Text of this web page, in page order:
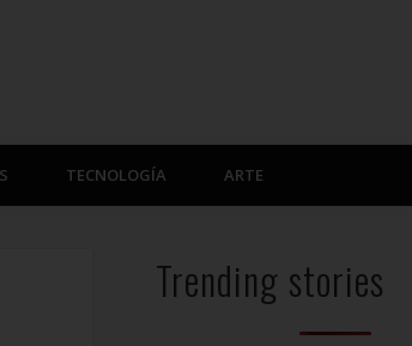
TECNOLOGÍA ARTE
Trending stories